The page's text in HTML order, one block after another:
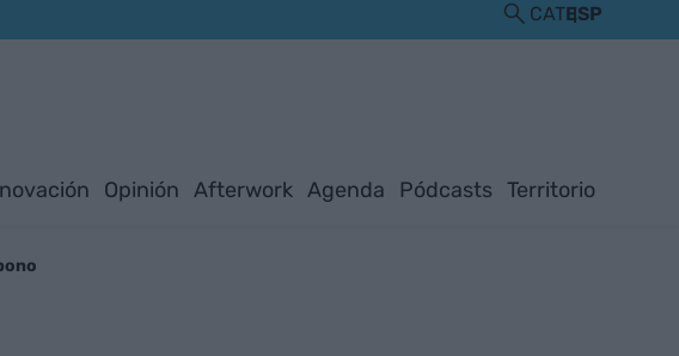
CATESP
Opinión Afterwork Agenda Pódcasts Territorio